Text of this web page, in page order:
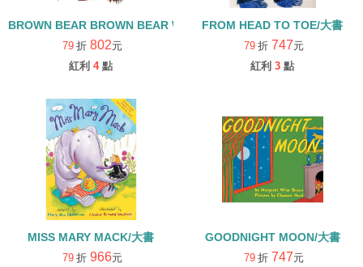
BROWN BEAR BROWN BEAR WHAT DO YOU SEE/大書
79 折 802元
紅利 4 點
FROM HEAD TO TOE/大書
79 折 747元
紅利 3 點
MISS MARY MACK/大書
79 折 966元
GOODNIGHT MOON/大書
79 折 747元